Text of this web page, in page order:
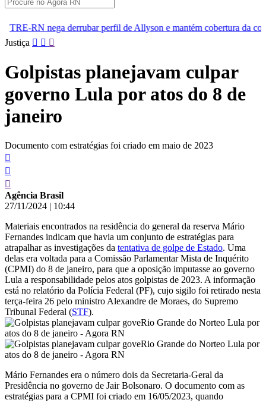
perfil de Allyson e mantém cobertura da convenção
Dupla
Pular
conteúdo
Justiça
Golpistas planejavam culpar
governo Lula por atos do 8 de
janeiro
Documento com estratégias foi criado em maio de 2023
Agência Brasil
27/11/2024 | 10:44
Materiais encontrados na residência do general da reserva Mário
Fernandes indicam que havia um conjunto de estratégias para
atrapalhar as investigações da tentativa de golpe de Estado. Uma
delas era voltada para a Comissão Parlamentar Mista de Inquérito
(CPMI) do 8 de janeiro, para que a oposição imputasse ao governo
Lula a responsabilidade pelos atos golpistas de 2023. A informação
está no relatório da Polícia Federal (PF), cujo sigilo foi retirado nesta
terça-feira 26 pelo ministro Alexandre de Moraes, do Supremo
Tribunal Federal (STF).
Mário Fernandes era o número dois da Secretaria-Geral da
Presidência no governo de Jair Bolsonaro. O documento com as
estratégias para a CPMI foi criado em 16/05/2023, quando